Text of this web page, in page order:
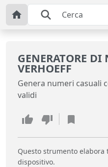
GENERATORE DI
VERHOEFF
Genera numeri casuali
validi
Questo strumento
dispositivo.